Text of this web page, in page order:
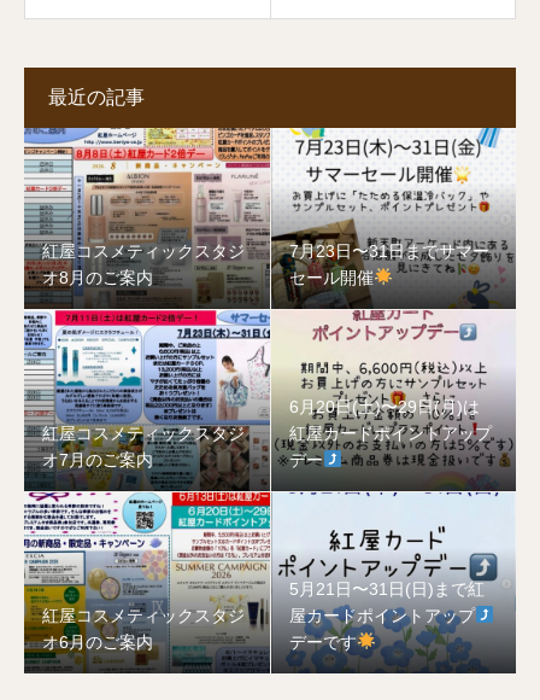
最近の記事
紅屋コスメティックスタジ
オ8月のご案内
7月23日〜31日までサマー
セール開催
紅屋コスメティックスタジ
オ7月のご案内
6月20日(土)〜29日(月)は
紅屋カードポイントアップ
デー
紅屋コスメティックスタジ
オ6月のご案内
5月21日〜31日(日)まで紅
屋カードポイントアップ
デーです